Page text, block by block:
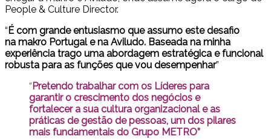
People & Culture Director.
“É com grande entusiasmo que assumo este desafio
na makro Portugal e na Aviludo. Baseada na minha
experiência trago uma abordagem estratégica e funcional
robusta para as funções que vou desempenhar”
“Pretendo trabalhar com os Líderes para
garantir o crescimento dos negócios e
fortalecer a sua cultura organizacional e as
práticas de gestão de pessoas, um dos pilares
mais fundamentais do Grupo METRO”